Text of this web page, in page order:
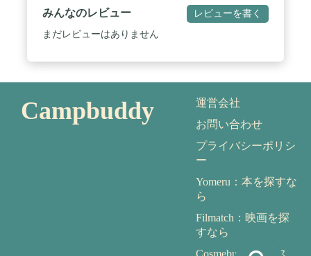
1200mAhの高品質バッテリーを搭載しており、白色
LEDは低輝度で約13.5時間、高輝度で約4.5時間点灯
します。赤色LEDは連続点灯で約37時間使用可能で
LED・同時点灯可能】白色と赤色のLEDライトは、
に点灯する効果を実現します。白色LEDには強、
弱、ストロボの3つの通常モードがあり、夜間作業
や読書、キャンプの準備など様々な場面で活躍しま
す。赤色LEDには点灯と点滅の2つのモードがあ
確認しやすいため、事故防止にも役立ちます。 /
【超軽量・フィット感・照射角度調整可能】ヘッド
トベルトを採用され、夜釣りなどの場合は長時間装
着しても首にストレスを与えません。また、ライト
みんなのレビュー レビューを書く
まだレビューはありません
Campbuddy
運営会社
お問い合わせ
プライバシーポリシ
ー
Yomeru：本を探すな
ら
Filmatch：映画を探
すなら
Cosmebuddy：コス